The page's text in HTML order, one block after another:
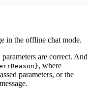
in the offline chat mode.
parameters are correct. And
, where
parameters, or the